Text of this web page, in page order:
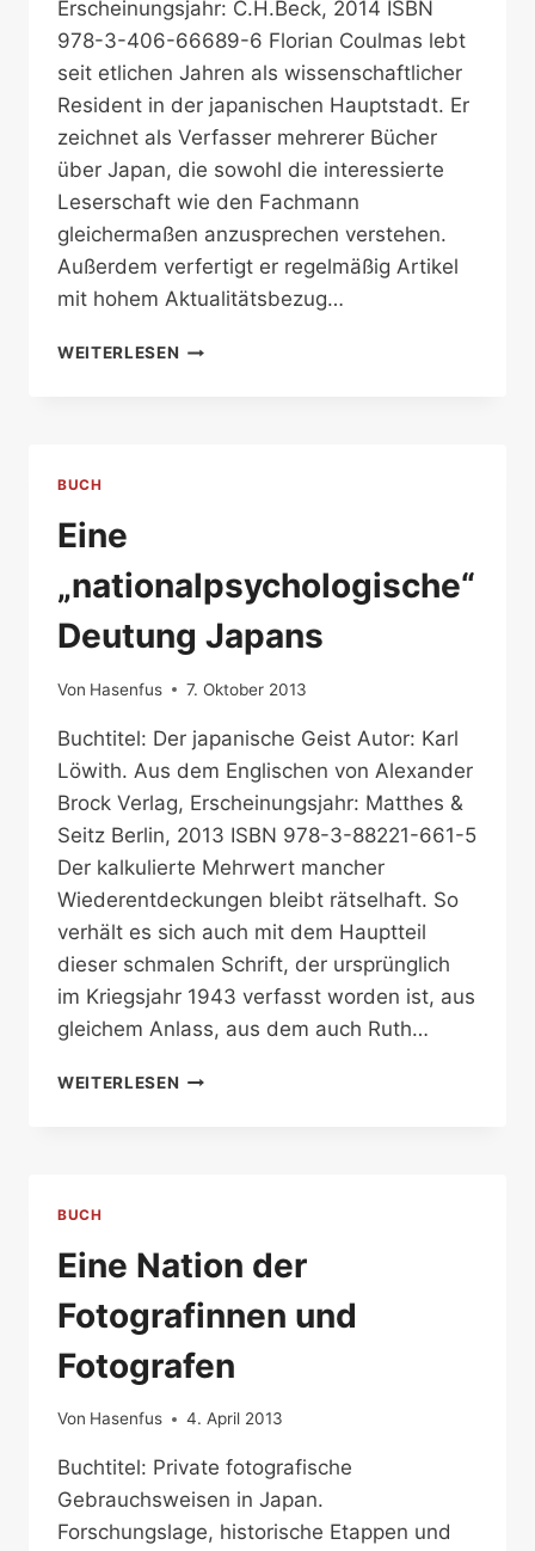
Erscheinungsjahr: C.H.Beck, 2014 ISBN
978-3-406-66689-6 Florian Coulmas lebt
seit etlichen Jahren als wissenschaftlicher
Resident in der japanischen Hauptstadt. Er
zeichnet als Verfasser mehrerer Bücher
über Japan, die sowohl die interessierte
Leserschaft wie den Fachmann
gleichermaßen anzusprechen verstehen.
Außerdem verfertigt er regelmäßig Artikel
mit hohem Aktualitätsbezug…
WEITERLESEN NIPPONS
BUCH
Eine
„nationalpsychologische“
Deutung Japans
Von Hasenfus 7. Oktober 2013
Buchtitel: Der japanische Geist Autor: Karl
Löwith. Aus dem Englischen von Alexander
Brock Verlag, Erscheinungsjahr: Matthes &
Seitz Berlin, 2013 ISBN 978-3-88221-661-5
Der kalkulierte Mehrwert mancher
Wiederentdeckungen bleibt rätselhaft. So
verhält es sich auch mit dem Hauptteil
dieser schmalen Schrift, der ursprünglich
im Kriegsjahr 1943 verfasst worden ist, aus
gleichem Anlass, aus dem auch Ruth…
WEITERLESEN EINE
BUCH
Eine Nation der
Fotografinnen und
Fotografen
Von Hasenfus 4. April 2013
Buchtitel: Private fotografische
Gebrauchsweisen in Japan.
Forschungslage, historische Etappen und